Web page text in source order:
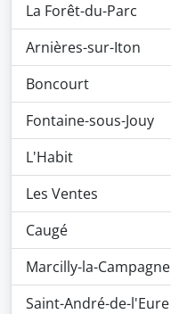
La Forêt-du-Parc
Arnières-sur-Iton
Boncourt
Fontaine-sous-Jouy
L'Habit
Les Ventes
Caugé
Marcilly-la-Campagne
Saint-André-de-l'Eure